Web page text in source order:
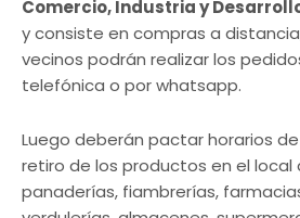
Comercio, Industria y
y consiste en compras a
vecinos podrán realizar los
telefónica o por whatsapp.
Luego deberán pactar horarios
retiro de los productos en el local
panaderías, fiambrerías,